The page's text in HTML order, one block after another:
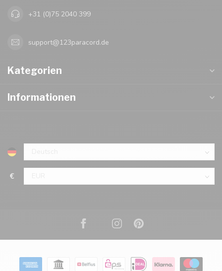
+31 (0)75 2040 399
support@123paracord.de
Kategorien
Informationen
€